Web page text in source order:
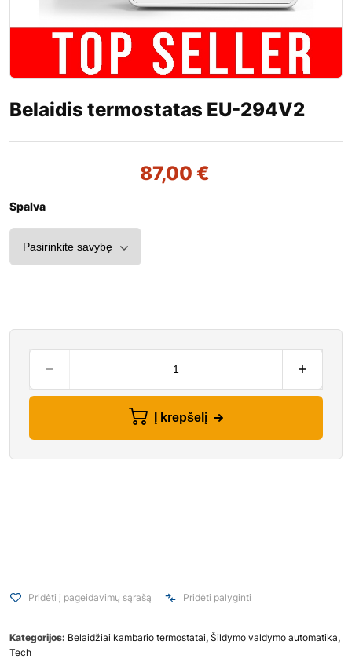
Belaidis termostatas EU-294V2
87,00 €
Spalva
Į krepšelį
Pridėti į pageidavimų sąrašą Pridėti palyginti
Kategorijos: Belaidžiai kambario termostatai, Šildymo valdymo automatika,
Tech